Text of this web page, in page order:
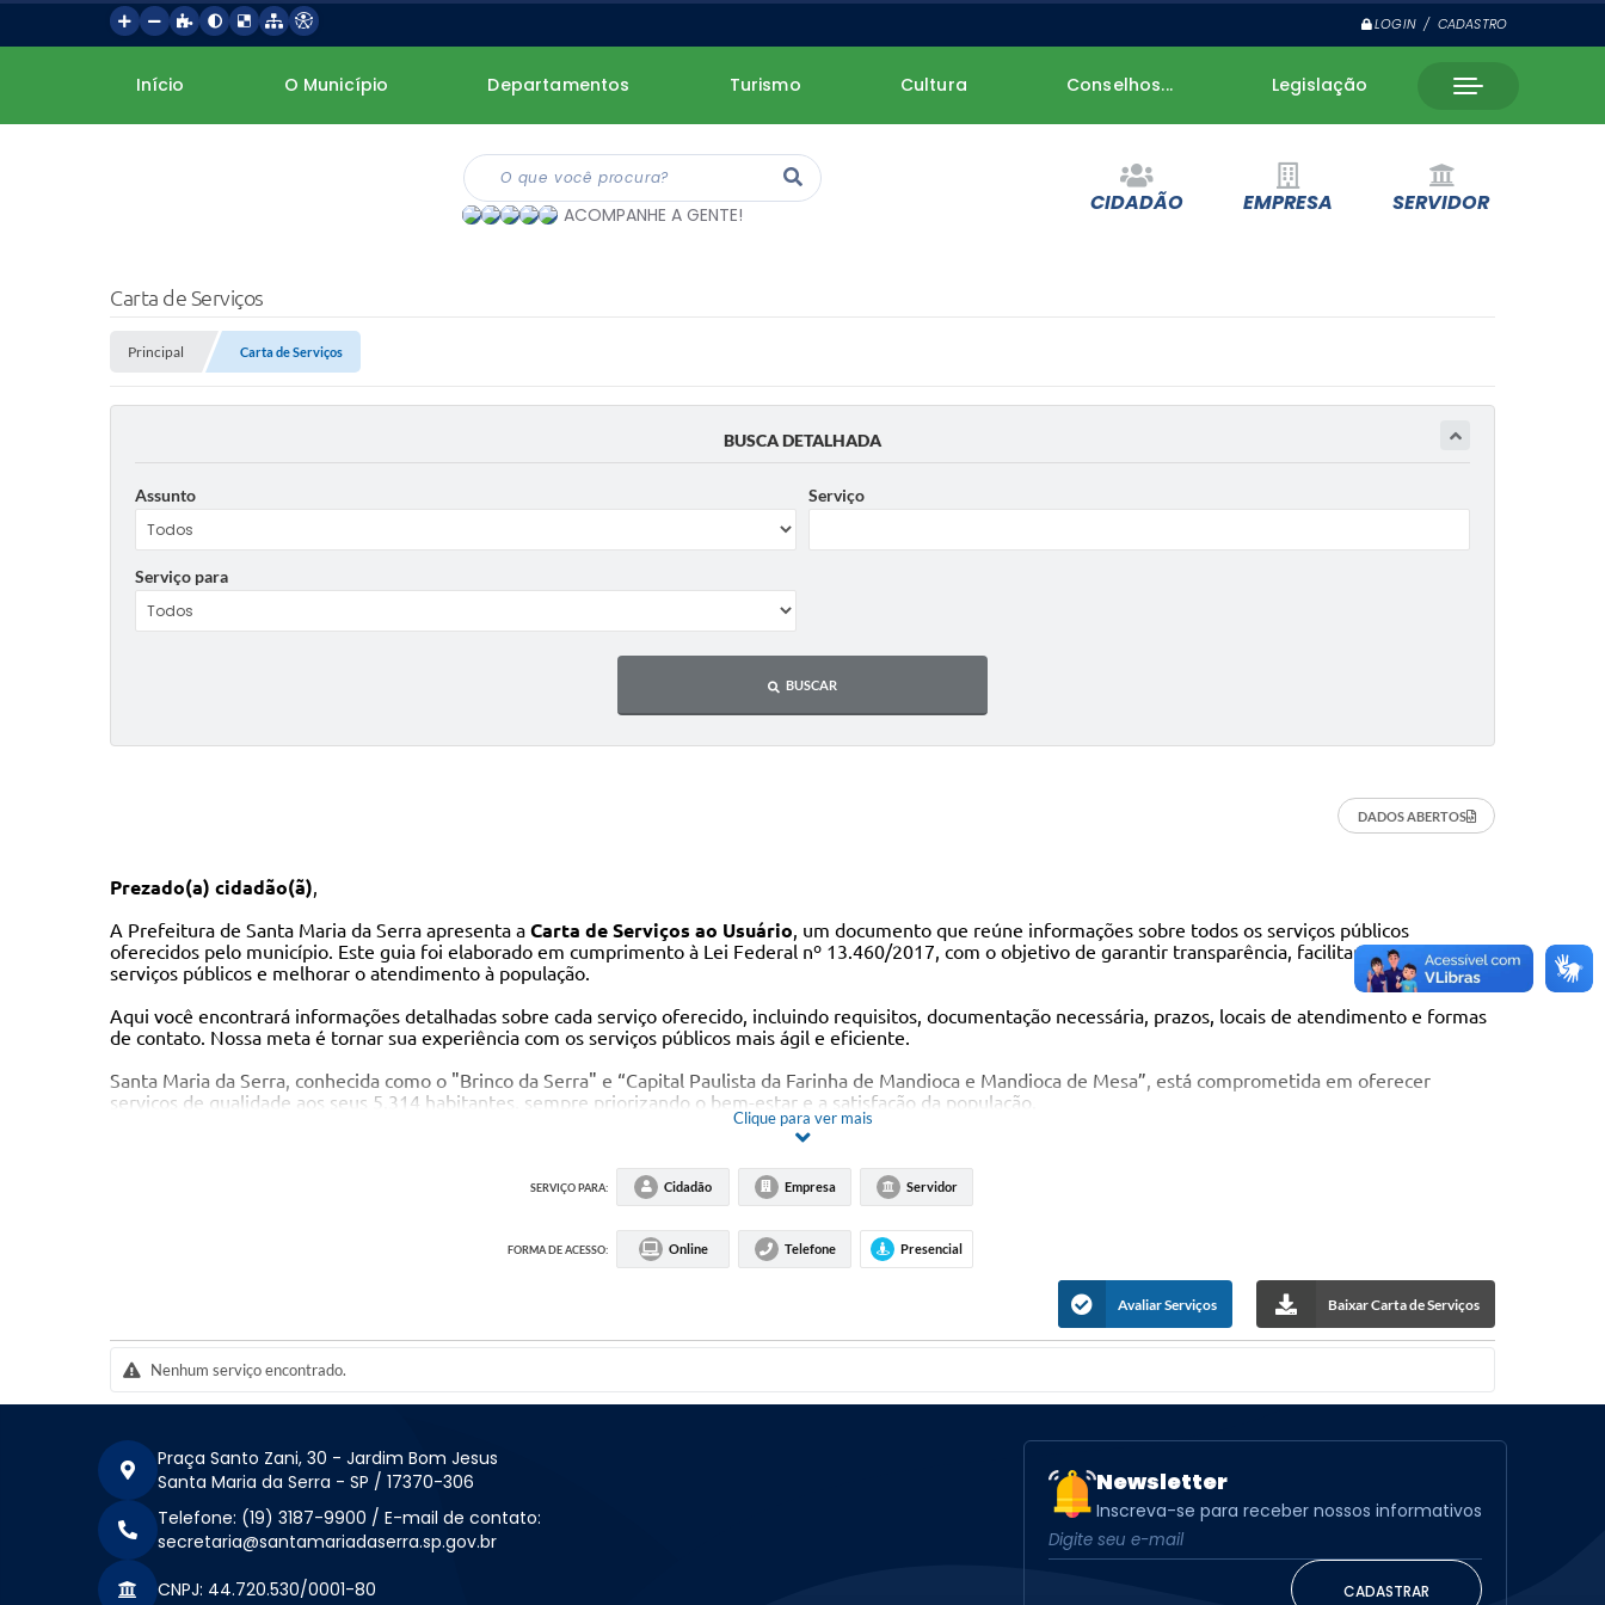
LOGIN / CADASTRO
Início O Município Departamentos Turismo Cultura Conselhos... Legislação
ACOMPANHE A GENTE! CIDADÃO EMPRESA SERVIDOR
Carta de Serviços
Principal Carta de Serviços
BUSCA DETALHADA
Assunto Serviço
Serviço para
BUSCAR
DADOS ABERTOS
Prezado(a) cidadão(ã),
A Prefeitura de Santa Maria da Serra apresenta a Carta de Serviços ao Usuário, um documento que reúne informações sobre todos os serviços públicos
oferecidos pelo município. Este guia foi elaborado em cumprimento à Lei Federal nº 13.460/2017, com o objetivo de garantir transparência, facilitar o acesso aos
serviços públicos e melhorar o atendimento à população.
Aqui você encontrará informações detalhadas sobre cada serviço oferecido, incluindo requisitos, documentação necessária, prazos, locais de atendimento e formas
de contato. Nossa meta é tornar sua experiência com os serviços públicos mais ágil e eficiente.
Santa Maria da Serra, conhecida como o "Brinco da Serra" e “Capital Paulista da Farinha de Mandioca e Mandioca de Mesa”, está comprometida em oferecer
serviços de qualidade aos seus 5.314 habitantes, sempre priorizando o bem-estar e a satisfação da população.
ou AO FINAL DA PÁGINA.
Clique para ver mais
SERVIÇO PARA: Cidadão Empresa Servidor
FORMA DE ACESSO: Online Telefone Presencial
Avaliar Serviços Baixar Carta de Serviços
Nenhum serviço encontrado.
Praça Santo Zani, 30 - Jardim Bom Jesus
Santa Maria da Serra - SP / 17370-306
Telefone: (19) 3187-9900 / E-mail de contato:
secretaria@santamariadaserra.sp.gov.br
CNPJ: 44.720.530/0001-80
Newsletter
Inscreva-se para receber nossos informativos
CADASTRAR